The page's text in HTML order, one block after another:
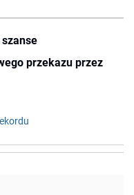
przekazu przez